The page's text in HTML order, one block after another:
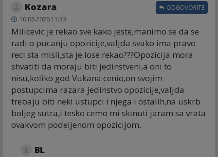
Kozara
10.06.2026 11:33
Milicevic je rekao sve kako jeste,manimo se da se
radi o pucanju opozicije,valjda svako ima pravo
reci sta misli,sta je lose rekao???Opozicija mora
shvatiti da moraju biti jedinstveni,a oni to
nisu,koliko god Vukana cenio,on svojim
postupcima razara jedinstvo opozicije,valjda
trebaju biti neki ustupci i njega i ostalih,na uskrb
boljeg sutra,i tesko cemo mi skinuti jaram sa vrata
ovakvom podeljenom opozicijom.
ODGOVORITE
BL